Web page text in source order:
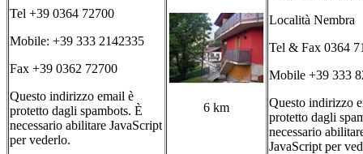
Tel +39 0364 72700
Mobile: +39 333 2142335
Fax +39 0362 72700
Questo indirizzo email è
protetto dagli spambots. È
necessario abilitare JavaScript
per vederlo.
6 km
Località Nembra
Tel & Fax 0364
Mobile +39 333
Questo indirizzo
protetto dagli
necessario
JavaScript per